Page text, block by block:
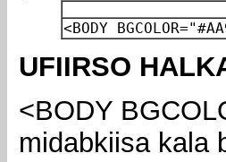
<BODY
UFIIRSO
<BODY
midabkiisa kala